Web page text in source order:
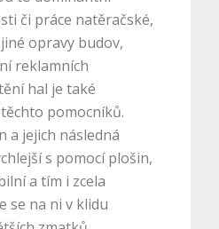
či práce natěračské,
opravy budov,
reklamních
hal je také
pomocníků.
a jejich následná
s pomocí plošin,
a tím i zcela
se na ni v klidu